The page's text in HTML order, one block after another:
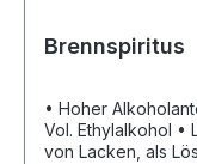
Brennspiritus
• Hoher Alkoholanteil • Allergen- und Silikonfrei
Vol. Ethylalkohol • Leicht entzündlich • Zur Verdünnung
von Lacken, als